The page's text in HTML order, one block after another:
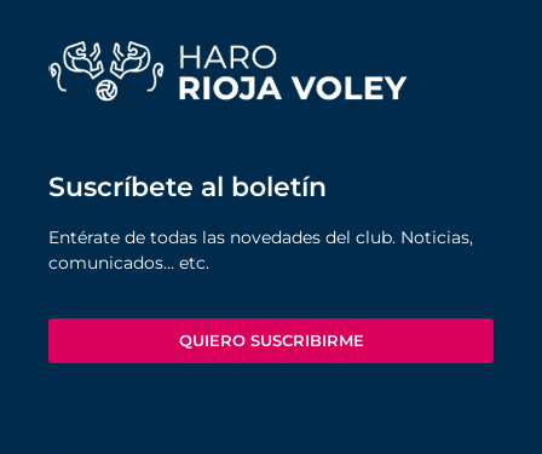
Suscríbete al boletín
Entérate de todas las novedades del club. Noticias,
comunicados… etc.
QUIERO SUSCRIBIRME